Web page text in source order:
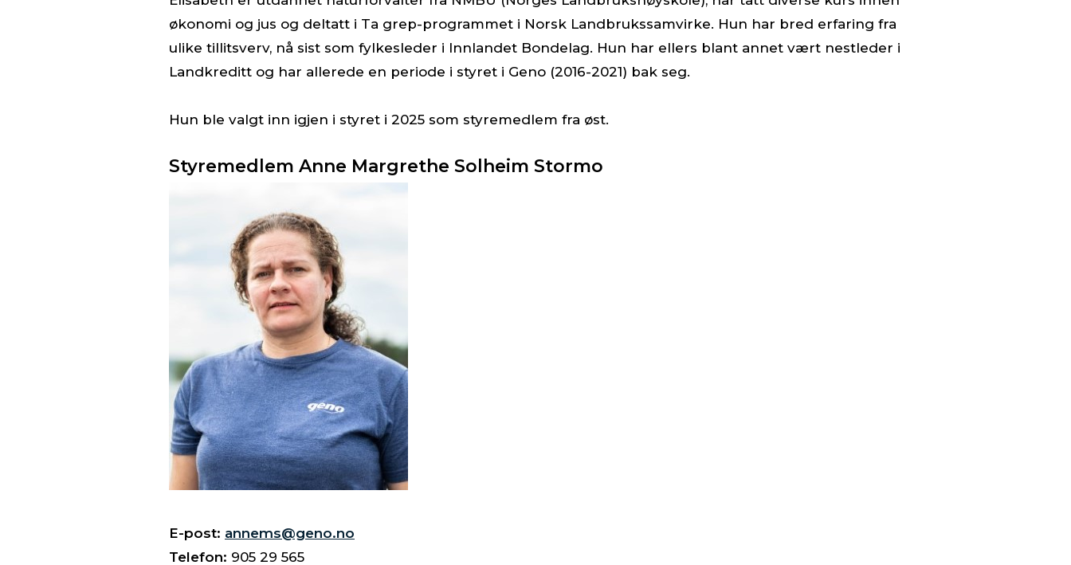
økonomi og jus og deltatt i Ta grep-programmet i Norsk Landbrukssamvirke. Hun har bred erfaring fra
ulike tillitsverv, nå sist som fylkesleder i Innlandet Bondelag. Hun har ellers blant annet vært nestleder i
Landkreditt og har allerede en periode i styret i Geno (2016-2021) bak seg.
Hun ble valgt inn igjen i styret i 2025 som styremedlem fra øst.
Styremedlem Anne Margrethe Solheim Stormo
E-post: annems@geno.no
Telefon: 905 29 565